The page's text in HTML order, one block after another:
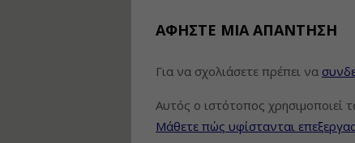
ΑΦΉΣΤΕ ΜΙΑ ΑΠΆΝΤΗΣΗ
Για να σχολιάσετε πρέπει να
Αυτός ο ιστότοπος χρησιμοποιεί
Μάθετε πώς υφίστανται